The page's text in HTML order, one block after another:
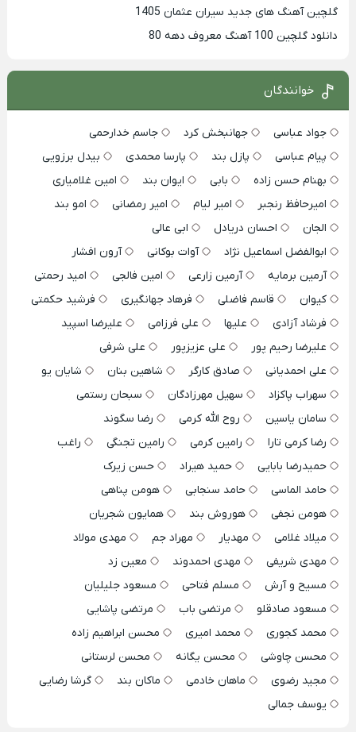
گلچین آهنگ های جدید سیران عثمان 1405
دانلود گلچین 100 آهنگ معروف دهه 80
خوانندگان
جواد عباسی جهانبخش کرد
جاسم خدارحمی
پیام عباسی
پازل بند پارسا محمدی
بیدل برزویی
بهنام حسن زاده
بابی ایوان بند
امین غلامیاری
امیرحافظ رنجبر
امیر لیام امیر رمضانی
امو بند
الجان
احسان دریادل
ابی عالی
ابوالفضل اسماعیل نژاد
آوات بوکانی
آرون افشار
آرمین برمایه
آرمین زارعی امین فالجی
امید رحمتی
کیوان
قاسم فاضلی فرهاد جهانگیری
فرشید حکمتی
فرشاد آزادی
علیها علی فرزامی
علیرضا اسپید
علیرضا رحیم پور
علی عزیزپور
علی شرفی
علی احمدیانی
صادق کارگر شاهین بنان
شایان یو
سهراب پاکزاد
سهیل مهرزادگان
سبحان رستمی
سامان یاسین
روح الله کرمی
رضا سگوند
رضا کرمی تارا
رامین کرمی رامین تجنگی
راغب
حمیدرضا بابایی
حمید هیراد
حسن زیرک
حامد الماسی
حامد سنجابی
هومن پناهی
هومن نجفی
هوروش بند
همایون شجریان
میلاد غلامی
مهدیار مهراد جم
مهدی مولاد
مهدی شریفی
مهدی احمدوند
معین زد
مسیح و آرش
مسلم فتاحی
مسعود جلیلیان
مسعود صادقلو
مرتضی باب
مرتضی پاشایی
محمد کجوری
محمد امیری
محسن ابراهیم زاده
محسن چاوشی
محسن یگانه
محسن لرستانی
مجید رضوی
ماهان خادمی ماکان بند
گرشا رضایی
یوسف جمالی